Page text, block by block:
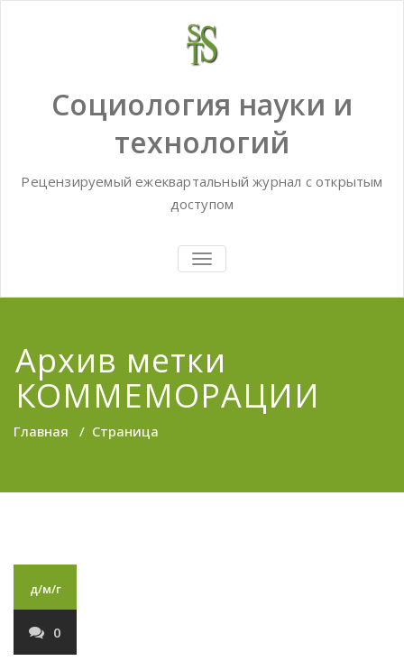
Социология науки и
технологий
Рецензируемый ежеквартальный журнал с открытым
доступом
TOGGLE
NAVIGATION
Архив метки
КОММЕМОРАЦИИ
Главная / Страница
д/м/г
0